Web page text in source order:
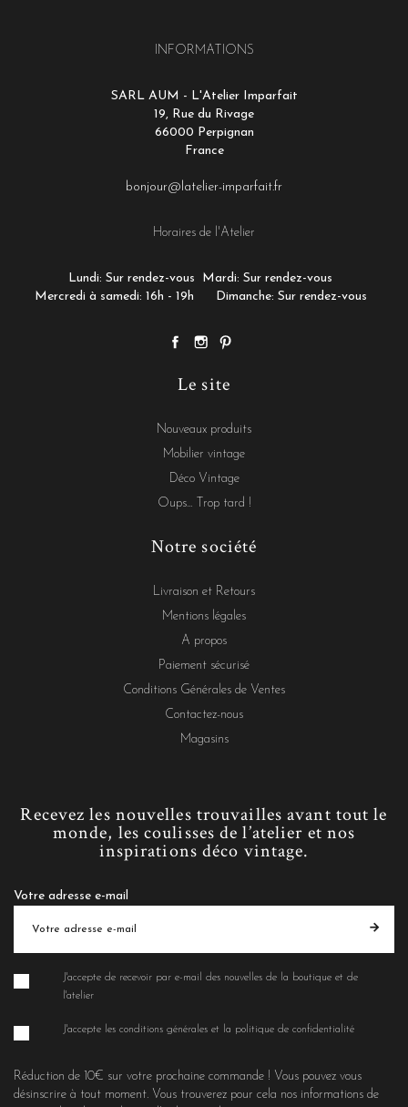
INFORMATIONS
SARL AUM - L'Atelier Imparfait
19, Rue du Rivage
66000 Perpignan
France
bonjour@latelier-imparfait.fr
Horaires de l'Atelier
Lundi: Sur rendez-vous
Mardi: Sur rendez-vous
Mercredi à samedi: 16h - 19h
Dimanche: Sur rendez-vous
Le site
Nouveaux produits
Mobilier vintage
Déco Vintage
Oups... Trop tard !
Notre société
Livraison et Retours
Mentions légales
A propos
Paiement sécurisé
Conditions Générales de Ventes
Contactez-nous
Magasins
Recevez les nouvelles trouvailles avant tout le
monde, les coulisses de l’atelier et nos
inspirations déco vintage.
Votre adresse e-mail
J'accepte de recevoir par e-mail des nouvelles de la boutique et de
l'atelier
J'accepte les conditions générales et la politique de confidentialité
Réduction de 10€ sur votre prochaine commande ! Vous pouvez vous
désinscrire à tout moment. Vous trouverez pour cela nos informations de